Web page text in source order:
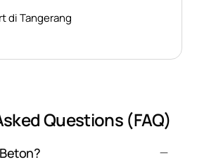
di Tangerang
Questions (FAQ)